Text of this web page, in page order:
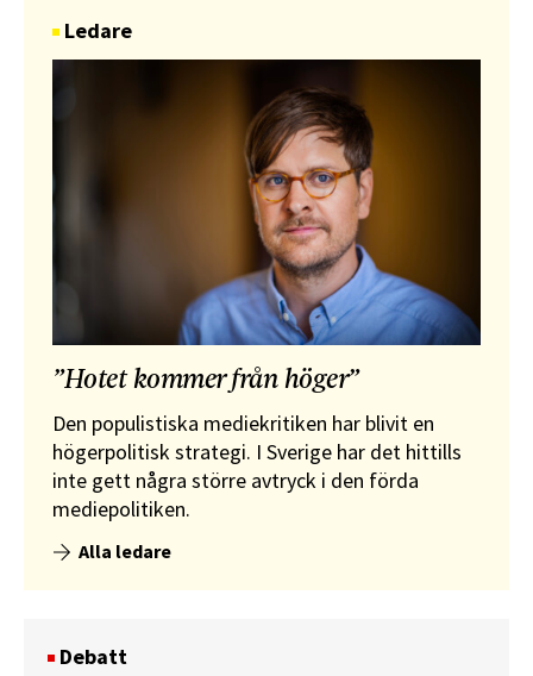
Ledare
”Hotet kommer från höger”
Den populistiska mediekritiken har blivit en
högerpolitisk strategi. I Sverige har det hittills
inte gett några större avtryck i den förda
mediepolitiken.
Alla ledare
Debatt